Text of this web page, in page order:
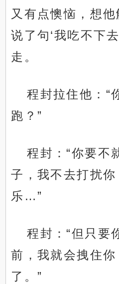
又有点懊恼，想
说了句‘我吃不下
走。
程封拉住他：“
跑？”
程封：“你要不
子，我不去打扰你
乐…”
程封：“但只要
前，我就会拽住
了。”